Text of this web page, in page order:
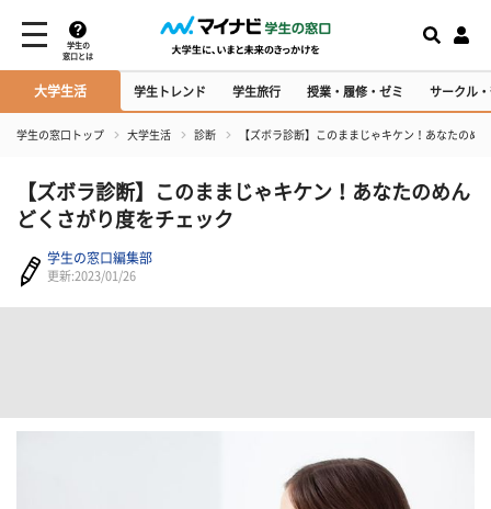
学生の
窓口とは
大学生活 学生トレンド 学生旅行 授業・履修・ゼミ サークル
学生の窓口トップ 大学生活 診断 【ズボラ診断】このままじゃキケン！あなたのめ
【ズボラ診断】このままじゃキケン！あなたのめん
どくさがり度をチェック
学生の窓口編集部
更新:2023/01/26